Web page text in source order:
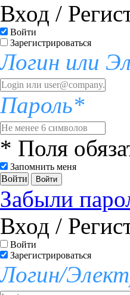
Вход /
Войти
Зарегистрироваться
Логин или
Пароль*
* Поля
Запомнить меня
Войти
Забыли
Вход /
Войти
Зарегистрироваться
Логин/